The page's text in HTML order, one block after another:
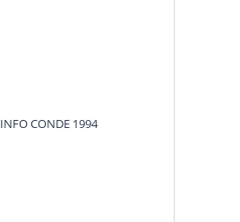
INFO CONDE1994